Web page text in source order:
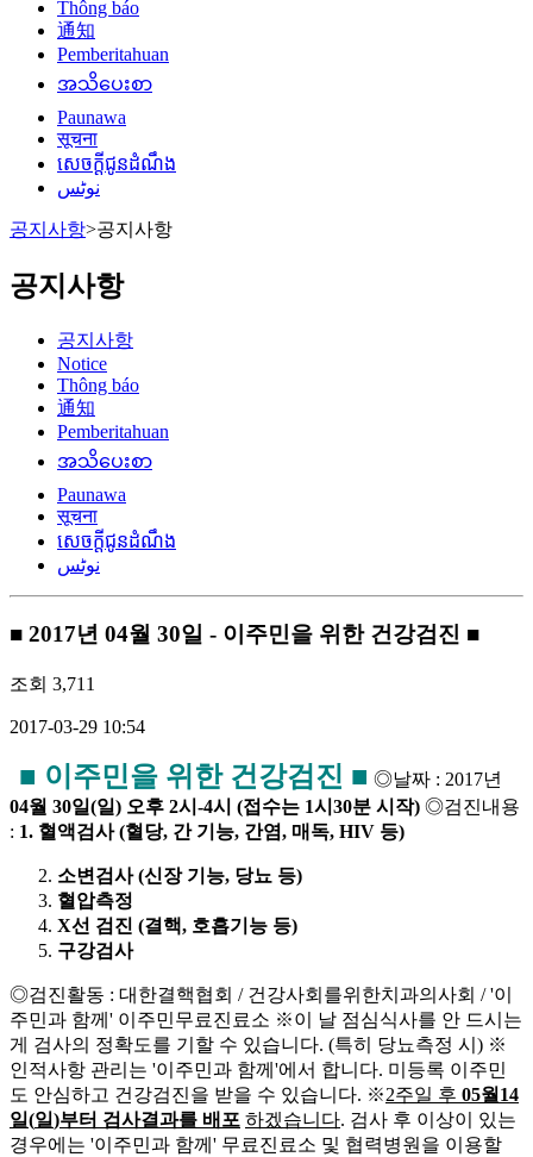
Thông báo
通知
Pemberitahuan
အသိပေးစာ
Paunawa
सूचना
សេចក្តីជូនដំណឹង
نوٹس
공지사항>공지사항
공지사항
공지사항
Notice
Thông báo
通知
Pemberitahuan
အသိပေးစာ
Paunawa
सूचना
សេចក្តីជូនដំណឹង
نوٹس
■ 2017년 04월 30일 - 이주민을 위한 건강검진 ■
조회 3,711
2017-03-29 10:54
■ 이주민을 위한 건강검진 ■ ◎날짜 : 2017년
04월 30일(일) 오후 2시 -4시 (접수는 1시 30분 시작) ◎검진내용
: 1. 혈액검사(혈당, 간 기능, 간염, 매독, HIV 등)
소변검사(신장 기능, 당뇨 등)
혈압측정
X선 검진 (결핵, 호흡기능 등)
구강검사
◎검진활동 : 대한결핵협회 / 건강사회를위한치과의사회 / '이
주민과 함께' 이주민무료진료소 ※이 날 점심식사를 안 드시는
게 검사의 정확도를 기할 수 있습니다. (특히 당뇨측정 시) ※
인적사항 관리는 '이주민과 함께'에서 합니다. 미등록 이주민
도 안심하고 건강검진을 받을 수 있습니다. ※2주일 후 05월 14
일(일)부터 검사결과를 배포 하겠습니다. 검사 후 이상이 있는
경우에는 '이주민과 함께' 무료진료소 및 협력병원을 이용할